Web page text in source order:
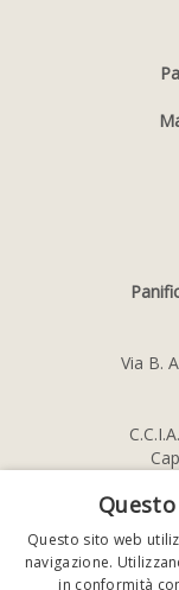
Via B.
Questo sito web
navigazione.
in conformità